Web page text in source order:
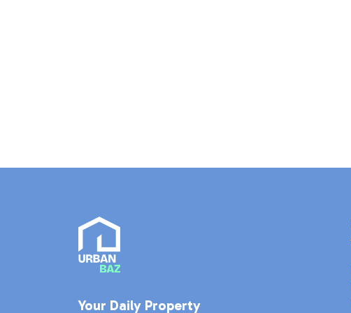
Your Daily Property